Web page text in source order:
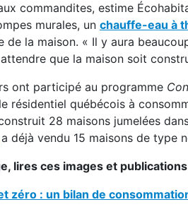
commandites, estime
murales, un chauffe-eau à
de la maison. « Il y aura
que la maison soit
ont participé au programme
résidentiel québécois à
28 maisons jumelées
a déjà vendu 15 maisons de type
lires ces images et
zéro : un bilan de